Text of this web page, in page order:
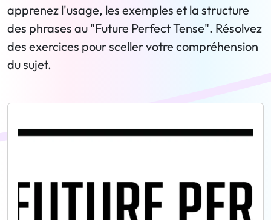
apprenez l'usage, les exemples et la structure
des phrases au "Future Perfect Tense". Résolvez
des exercices pour sceller votre compréhension
du sujet.